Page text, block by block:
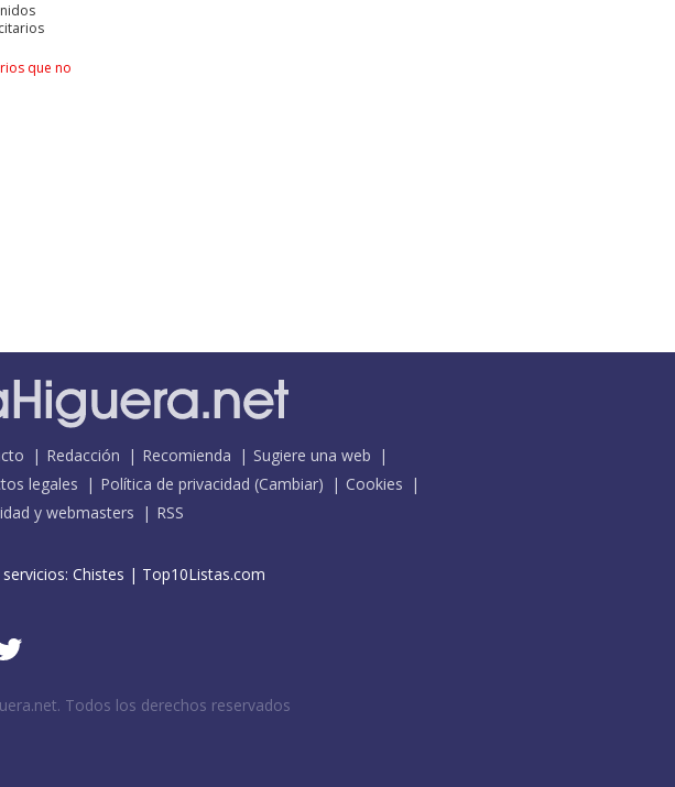
que no
Redacción Recomienda
Sugiere una web
legales
Política de privacidad (Cambiar)
Cookies
y webmasters
RSS
Chistes | Top10Listas.com
Todos los derechos reservados